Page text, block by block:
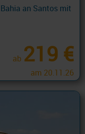
an Santos mit
ab 219 €
am 20.11.26